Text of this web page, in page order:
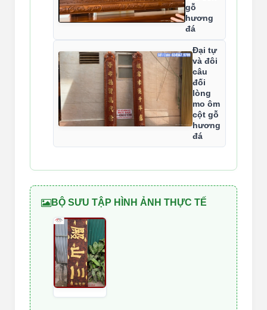
gỗ
hương
đá
Đại tự
và đôi
câu
đối
lòng
mo ôm
cột gỗ
hương
đá
BỘ SƯU TẬP HÌNH ẢNH THỰC TẾ